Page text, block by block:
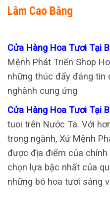
Lâm Cao Bằng
Cửa Hàng Hoa Tươi Tại
Mệnh Phát Triển Shop
những thúc đẩy đáng tin
nghành cung ứng
Cửa Hàng Hoa Tươi Tại
tuoi trên Nước Ta. Với
trong ngành, Xứ Mệnh
được địa điểm của
chọn lựa bậc nhất của
những bó hoa tươi sáng